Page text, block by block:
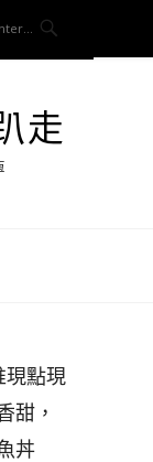
走
現點現
甜，
丼